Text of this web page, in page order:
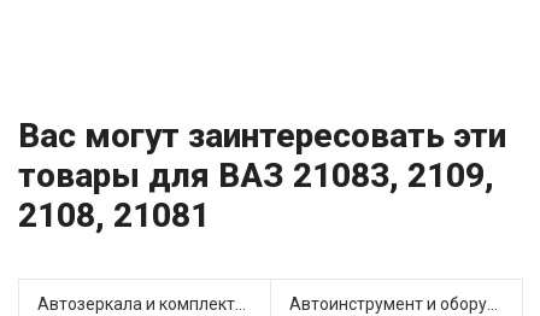
Вас могут заинтересовать эти
товары для ВАЗ 21083, 2109,
2108, 21081
Автозеркала и комплектующие (13) Автоинструмент и оборудование (3)